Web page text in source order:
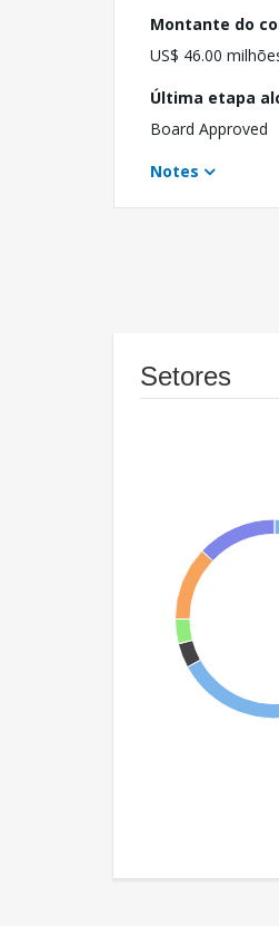
Montante do
US$ 46.00
Última etapa
Board Approved
Notes
Setores